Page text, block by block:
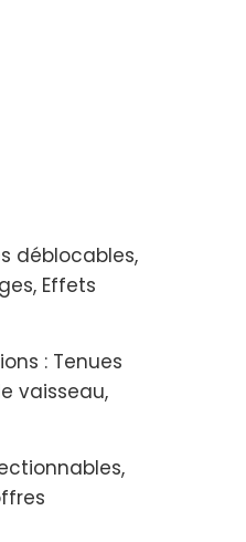
déblocables,
Effets
: Tenues
vaisseau,